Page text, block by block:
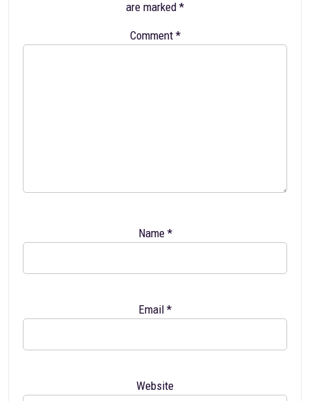
are marked *
Comment *
Name *
Email *
Website